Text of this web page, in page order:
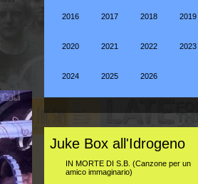
2016 2017 2018 2019
2020 2021 2022 2023
2024 2025 2026
Juke Box all'Idrogeno
IN MORTE DI S.B. (Canzone per un
amico immaginario)